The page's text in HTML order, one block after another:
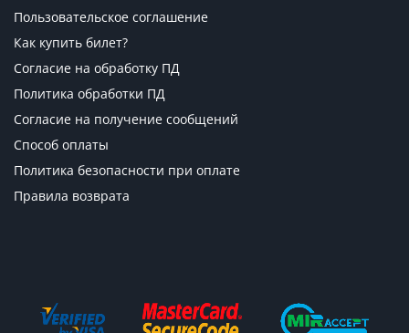
Пользовательское соглашение
Как купить билет?
Согласие на обработку ПД
Политика обработки ПД
Согласие на получение сообщений
Способ оплаты
Политика безопасности при оплате
Правила возврата